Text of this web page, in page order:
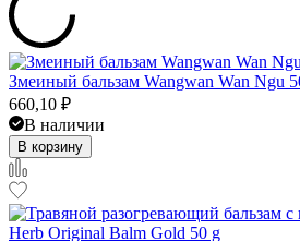
Змеиный бальзам Wangwan Wan Ngu
660,10 ₽
В наличии
В корзину